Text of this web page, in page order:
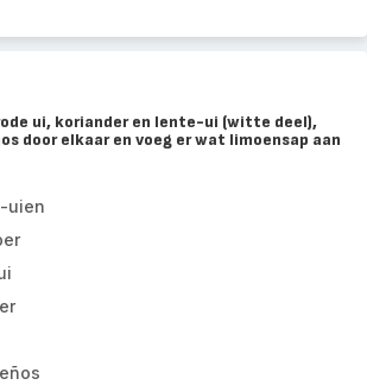
ui, koriander en lente-ui (witte deel),
door elkaar en voeg er wat limoensap aan
uien